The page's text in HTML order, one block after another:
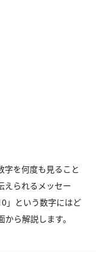
字を何度も見ること
られるメッセー
」という数字にはど
ら解説します。